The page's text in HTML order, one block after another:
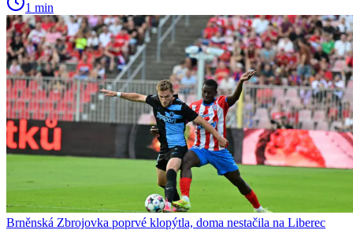
1 min
Brněnská Zbrojovka poprvé klopýtla, doma nestačila na Liberec